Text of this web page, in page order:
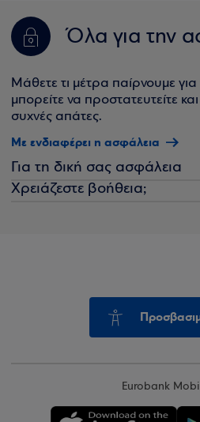
Όλα για την
Μάθετε τι μέτρα παίρνουμε
μπορείτε να προστατευτείτε και
συχνές απάτες.
Με ενδιαφέρει η ασφάλεια
Για τη δική σας ασφάλεια
Χρειάζεστε βοήθεια;
Eurobank